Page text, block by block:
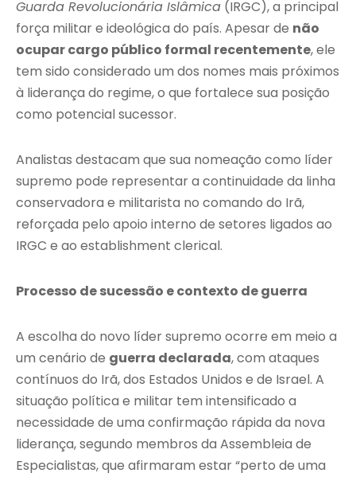
Guarda Revolucionária Islâmica (IRGC), a principal
força militar e ideológica do país. Apesar de não
ocupar cargo público formal recentemente, ele
tem sido considerado um dos nomes mais próximos
à liderança do regime, o que fortalece sua posição
como potencial sucessor.
Analistas destacam que sua nomeação como líder
supremo pode representar a continuidade da linha
conservadora e militarista no comando do Irã,
reforçada pelo apoio interno de setores ligados ao
IRGC e ao establishment clerical.
Processo de sucessão e contexto de guerra
A escolha do novo líder supremo ocorre em meio a
um cenário de guerra declarada, com ataques
contínuos do Irã, dos Estados Unidos e de Israel. A
situação política e militar tem intensificado a
necessidade de uma confirmação rápida da nova
liderança, segundo membros da Assembleia de
Especialistas, que afirmaram estar “perto de uma